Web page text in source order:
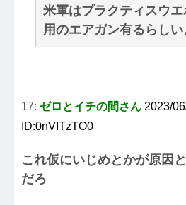
米軍はプラクティスウ
用のエアガン有るらしい
17: ゼロとイチの間さん 2023/
ID:0nVITzTO0
これ仮にいじめとかが原因
だろ